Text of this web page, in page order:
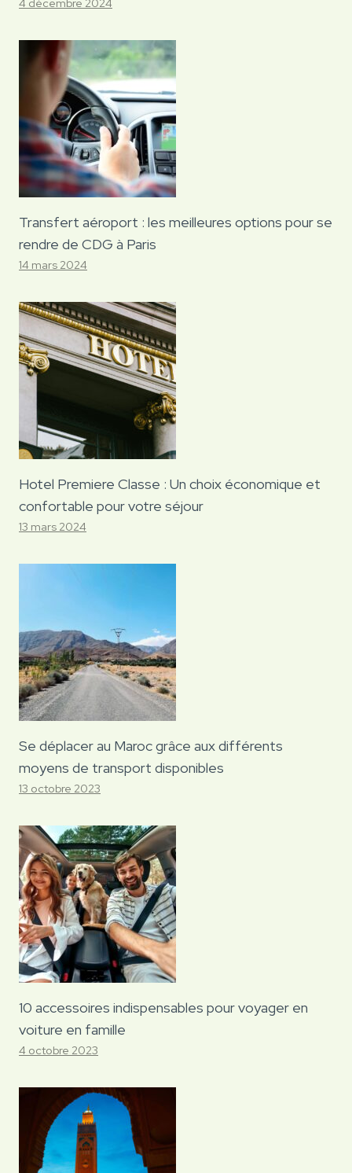
Transfert aéroport : les meilleures options pour se
rendre de CDG à Paris
14 mars 2024
Hotel Premiere Classe : Un choix économique et
confortable pour votre séjour
13 mars 2024
Se déplacer au Maroc grâce aux différents
moyens de transport disponibles
13 octobre 2023
10 accessoires indispensables pour voyager en
voiture en famille
4 octobre 2023